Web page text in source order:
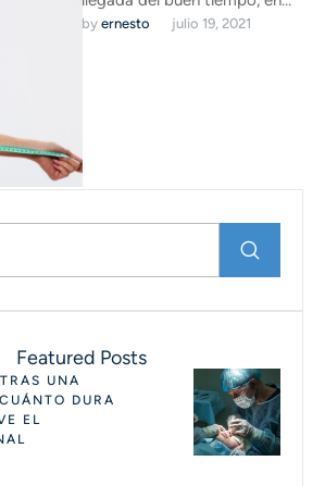
nuestra clínica de cirugía
by ernesto julio 19, 2021
Featured Posts
UNA
DURA
EL